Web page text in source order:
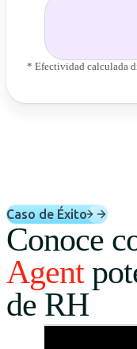
* Efectividad calculada
Caso de Éxito
Conoce
Agent
de RH